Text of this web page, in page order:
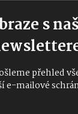
s
přehled
e-mailové